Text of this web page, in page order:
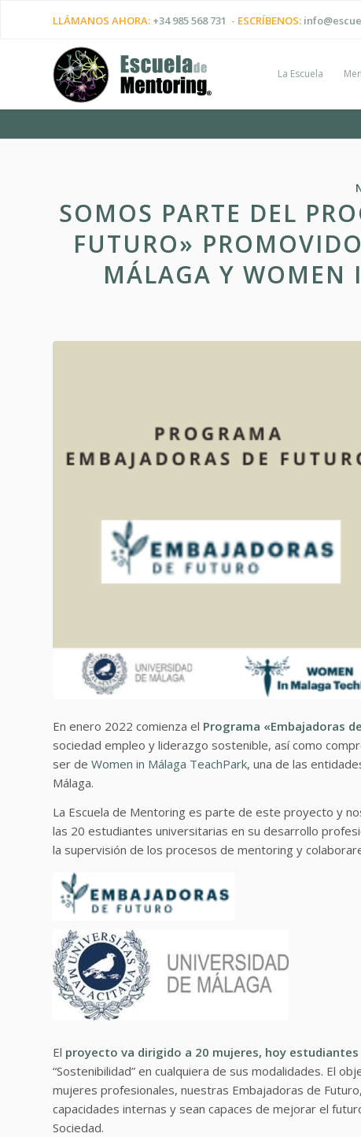
LLÁMANOS AHORA: +34 985 568 731 - ESCRÍBENOS:
La Escuela
SOMOS PARTE DEL
FUTURO»
MÁLAGA Y WOMEN
En enero 2022 comienza el Programa «Embajadoras
sociedad empleo y liderazgo sostenible, así como
ser de Women in Málaga TeachPark, una de las
Málaga.
La Escuela de Mentoring es parte de este proyecto y
las 20 estudiantes universitarias en su desarrollo
la supervisión de los procesos de mentoring y
El proyecto va dirigido a 20 mujeres, hoy
“Sostenibilidad” en cualquiera de sus modalidades. El
mujeres profesionales, nuestras Embajadoras de
capacidades internas y sean capaces de mejorar el
Sociedad.